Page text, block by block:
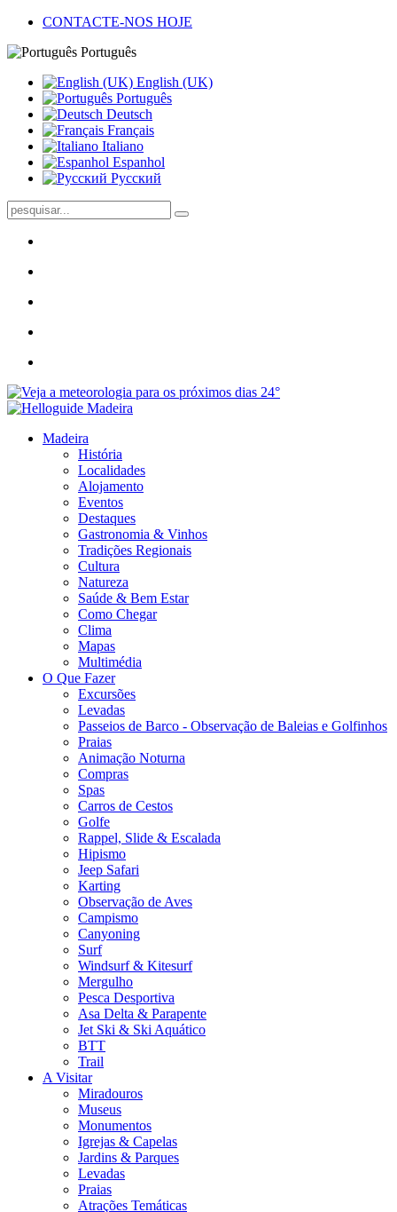
CONTACTE-NOS HOJE
Português
English (UK)
Português
Deutsch
Français
Italiano
Espanhol
Pусский
24°
Madeira
História
Localidades
Alojamento
Eventos
Destaques
Gastronomia & Vinhos
Tradições Regionais
Cultura
Natureza
Saúde & Bem Estar
Como Chegar
Clima
Mapas
Multimédia
O Que Fazer
Excursões
Levadas
Passeios de Barco - Observação de Baleias e Golfinhos
Praias
Animação Noturna
Compras
Spas
Carros de Cestos
Golfe
Rappel, Slide & Escalada
Hipismo
Jeep Safari
Karting
Observação de Aves
Campismo
Canyoning
Surf
Windsurf & Kitesurf
Mergulho
Pesca Desportiva
Asa Delta & Parapente
Jet Ski & Ski Aquático
BTT
Trail
A Visitar
Miradouros
Museus
Monumentos
Igrejas & Capelas
Jardins & Parques
Levadas
Praias
Atrações Temáticas